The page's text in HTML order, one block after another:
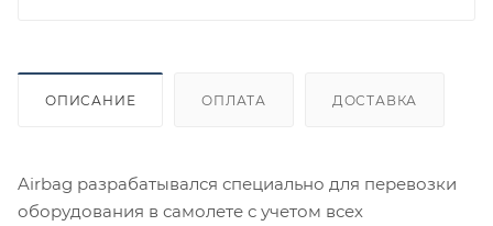
ОПИСАНИЕ ОПЛАТА ДОСТАВКА
Airbag разрабатывался специально для перевозки
оборудования в самолете с учетом всех